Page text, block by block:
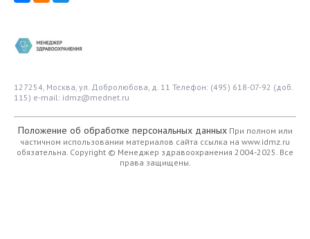
127254, Москва, ул. Добролюбова, д. 11 Телефон: (495) 618-07-92 (доб.
115) e-mail: idmz@mednet.ru
Положение об обработке персональных данныхПри полном или
частичном использовании материалов сайта ссылка на www.idmz.ru
обязательна. Copyright © Менеджер здравоохранения 2004-2025. Все
права защищены.